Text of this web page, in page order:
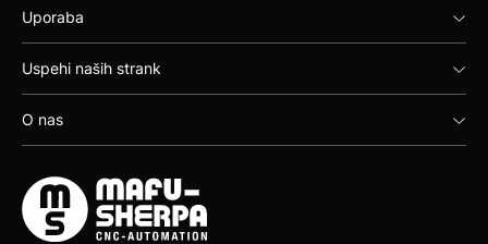
Uporaba
Uspehi naših strank
O nas